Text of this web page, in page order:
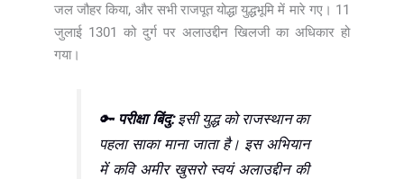
जल जौहर किया, और सभी राजपूत योद्धा युद्धभूमि में मारे गए। 11
जुलाई 1301 को दुर्ग पर अलाउद्दीन खिलजी का अधिकार हो
गया।
🔑 परीक्षा बिंदु:इसी युद्ध को राजस्थान का
पहला साका माना जाता है। इस अभियान
में कवि अमीर खुसरो स्वयं अलाउद्दीन की